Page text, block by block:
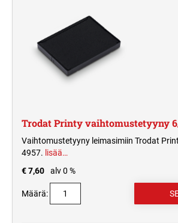
Trodat Printy vaihtomustetyyny
Vaihtomustetyyny leimasimiin Trodat
4957. lisää…
€ 7,60
alv 0 %
Määrä: